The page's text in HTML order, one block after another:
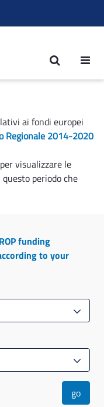
2014-
ai fondi europei
Regionale 2014-2020
per visualizzare le
periodo che
funding
to your
go